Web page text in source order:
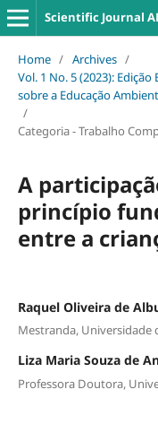
Scientific Journal
Home / Archives /
Vol. 1 No. 5 (2023):
sobre a Educação
/
Categoria - Trabalho
A
princípio
entre a
Raquel Oliveira de
Mestranda, Universidade
Liza Maria Souza de
Professora Doutora,